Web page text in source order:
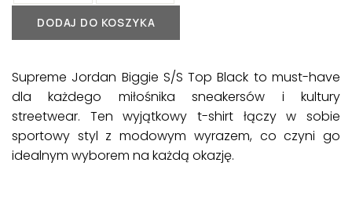
Supreme Jordan Biggie S/S Top Black to must-have
dla każdego miłośnika sneakersów i kultury
streetwear. Ten wyjątkowy t-shirt łączy w sobie
sportowy styl z modowym wyrazem, co czyni go
idealnym wyborem na każdą okazję.
DODAJ DO KOSZYKA